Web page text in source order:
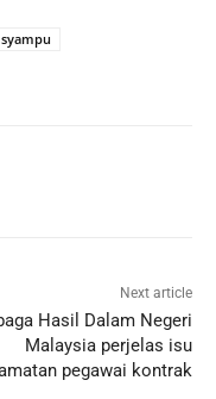
Next article
Hasil Dalam Negeri
Malaysia perjelas isu
pegawai kontrak